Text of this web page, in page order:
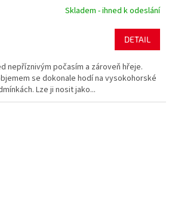
Skladem - ihned k odeslání
DETAIL
nepříznivým počasím a zároveň hřeje.
se dokonale hodí na vysokohorské
Lze ji nosit jako...